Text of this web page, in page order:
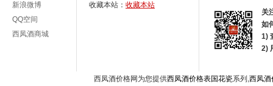
新浪微博
QQ空间
西凤酒商城
收藏本站： 收藏本站
关
如
1)
2)
西凤酒价格网为您提供西凤酒价格表国花瓷系列,西凤酒